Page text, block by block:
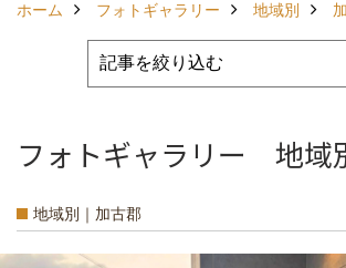
ホーム フォトギャラリー 地域別
フォトギャラリー 地域
地域別｜加古郡